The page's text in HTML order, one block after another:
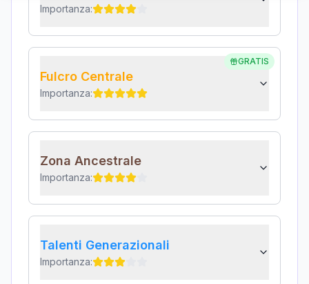
Importanza:
GRATIS
Fulcro Centrale
Importanza:
Zona Ancestrale
Importanza:
Talenti Generazionali
Importanza: